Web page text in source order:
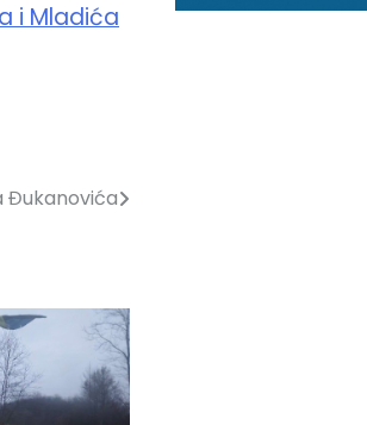
i Mladića
Đukanovića